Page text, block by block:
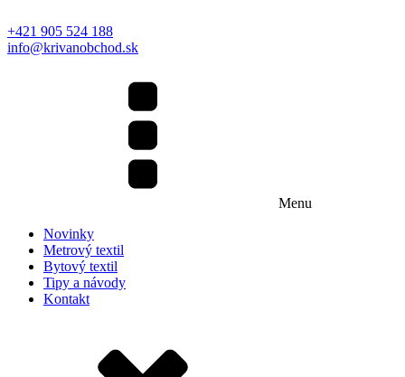
+421 905 524 188
info@krivanobchod.sk
Menu
Novinky
Metrový textil
Bytový textil
Tipy a návody
Kontakt